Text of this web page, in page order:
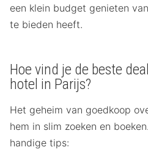
een klein budget genieten
te bieden heeft.
Hoe vind je de beste
hotel in Parijs?
Het geheim van goedkoop
hem in slim zoeken en
handige tips: